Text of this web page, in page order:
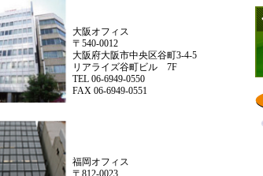
大阪オフィス
〒540-0012
大阪府大阪市中央区谷町3-4-5
リアライズ谷町ビル 7F
TEL 06-6949-0550
FAX 06-6949-0551
福岡オフィス
〒812-0023